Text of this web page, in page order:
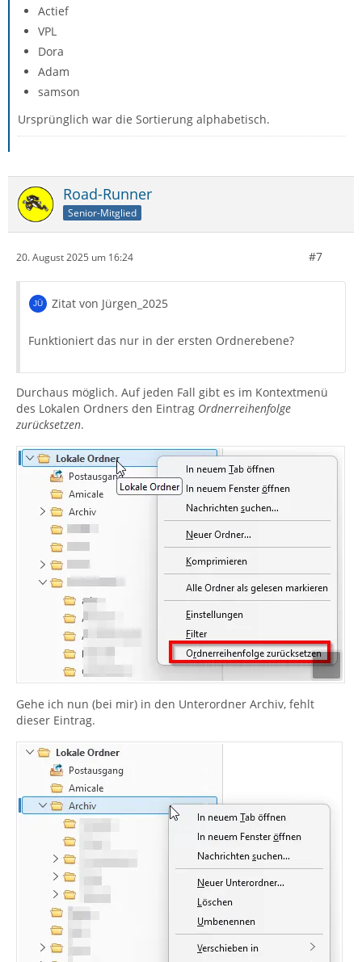
Actief
VPL
Dora
Adam
samson
Ursprünglich war die Sortierung alphabetisch.
Road-Runner
Senior-Mitglied
20. August 2025 um 16:24 #7
Zitat von Jürgen_2025
Funktioniert das nur in der ersten Ordnerebene?
Durchaus möglich. Auf jeden Fall gibt es im Kontextmenü
des Lokalen Ordners den Eintrag Ordnerreihenfolge
zurücksetzen.
Gehe ich nun (bei mir) in den Unterordner Archiv, fehlt
dieser Eintrag.